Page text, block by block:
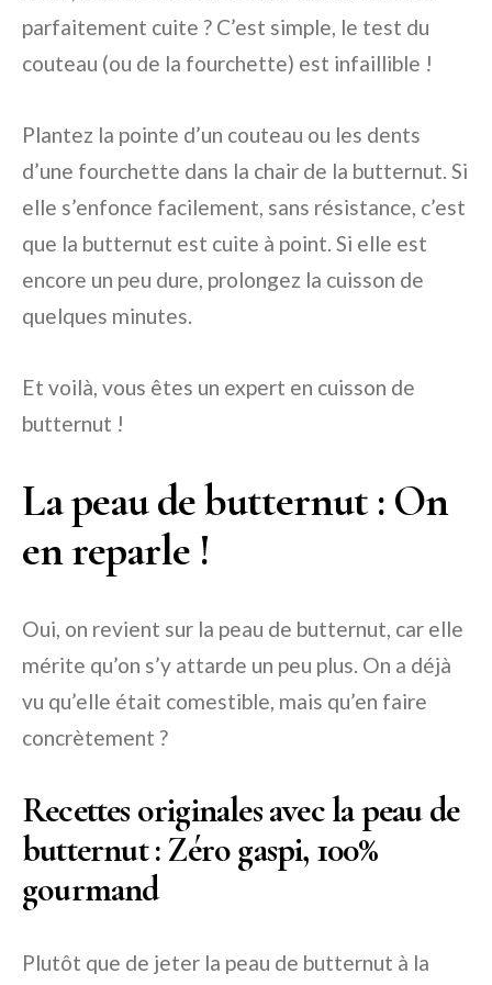
parfaitement cuite ? C’est simple, le test du
couteau (ou de la fourchette) est infaillible !
Plantez la pointe d’un couteau ou les dents
d’une fourchette dans la chair de la butternut. Si
elle s’enfonce facilement, sans résistance, c’est
que la butternut est cuite à point. Si elle est
encore un peu dure, prolongez la cuisson de
quelques minutes.
Et voilà, vous êtes un expert en cuisson de
butternut !
La peau de butternut : On
en reparle !
Oui, on revient sur la peau de butternut, car elle
mérite qu’on s’y attarde un peu plus. On a déjà
vu qu’elle était comestible, mais qu’en faire
concrètement ?
Recettes originales avec la peau de
butternut : Zéro gaspi, 100%
gourmand
Plutôt que de jeter la peau de butternut à la